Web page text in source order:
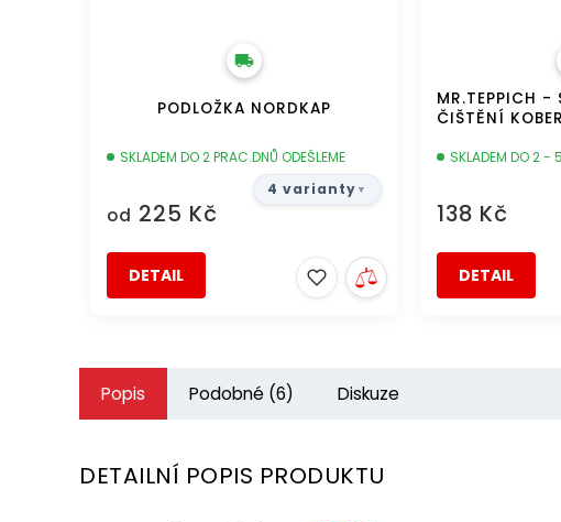
PODLOŽKA NORDKAP
SKLADEM DO 2 PRAC.DNŮ ODEŠLEME
od 225 Kč
DETAIL
4 varianty
MR.TEPPICH -
ČIŠTĚNÍ
SKLADEM DO 2 -
138 Kč
DETAIL
Popis Podobné (6) Diskuze
DETAILNÍ POPIS PRODUKTU